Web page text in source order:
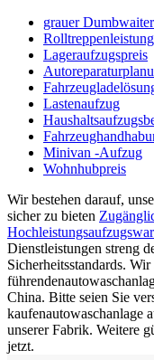
grauer Dumbwaiter
Rolltreppenleistung
Lageraufzugspreis
Lastenaufzug
Minivan -Aufzug
Wohnhubpreis
Wir bestehen darauf,
sicher zu bieten
Dienstleistungen streng
Sicherheitsstandards.
China. Bitte seien Sie
kaufenautowaschanlage
unserer Fabrik. Weitere
jetzt.